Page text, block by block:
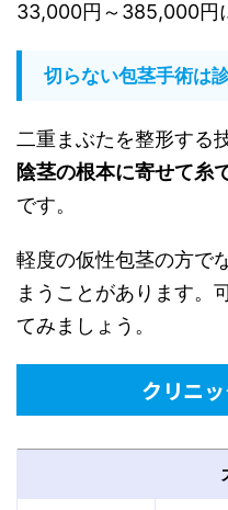
33,000円～385,000円
切らない包茎手術は
二重まぶたを整形する
陰茎の根本に寄せて糸
です。
軽度の仮性包茎の方で
まうことがあります。
てみましょう。
クリニ